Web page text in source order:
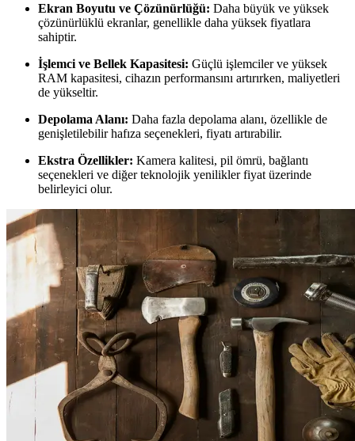
Ekran Boyutu ve Çözünürlüğü: Daha büyük ve yüksek
çözünürlüklü ekranlar, genellikle daha yüksek fiyatlara
sahiptir.
İşlemci ve Bellek Kapasitesi: Güçlü işlemciler ve yüksek
RAM kapasitesi, cihazın performansını artırırken, maliyetleri
de yükseltir.
Depolama Alanı: Daha fazla depolama alanı, özellikle de
genişletilebilir hafıza seçenekleri, fiyatı artırabilir.
Ekstra Özellikler: Kamera kalitesi, pil ömrü, bağlantı
seçenekleri ve diğer teknolojik yenilikler fiyat üzerinde
belirleyici olur.